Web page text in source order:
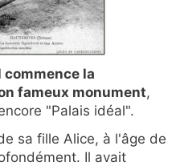
commence la
fameux monument,
"Palais idéal".
sa fille Alice, à l'âge de
Il avait